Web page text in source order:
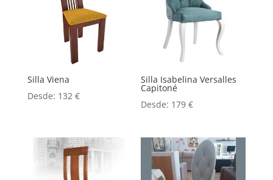
Silla Viena
Desde: 132 €
Silla Isabelina Versalles
Capitoné
Desde: 179€